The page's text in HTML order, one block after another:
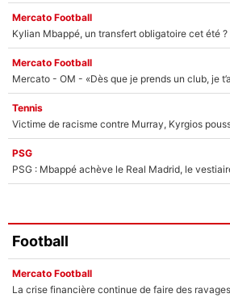
Mercato Football
Kylian Mbappé, un transfert obligatoire cet été ?
Mercato Football
Tennis
PSG
PSG : Mbappé achève le Real Madrid, le
Football
Mercato Football